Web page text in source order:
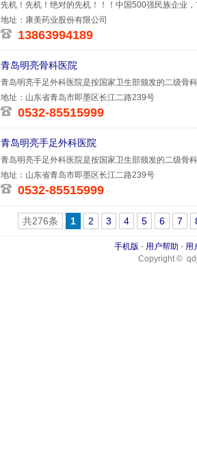
先机！先机！绝对的先机！！！中国500强民族企
作直销了，
地址：康美药业股份有限公司
13863994189
青岛明亮骨科医院
青岛明亮手足外科医院是按国家卫生部颁发的二级骨
位200张。
地址：山东省青岛市即墨区长江二路239号
0532-85515999
青岛明亮手足外科医院
青岛明亮手足外科医院是按国家卫生部颁发的二级骨
位200张。
地址：山东省青岛市即墨区长江二路239号
0532-85515999
共276条 1 2 3 4 5 6 7
手机版 - 用户帮助 - 用
Copyright ©